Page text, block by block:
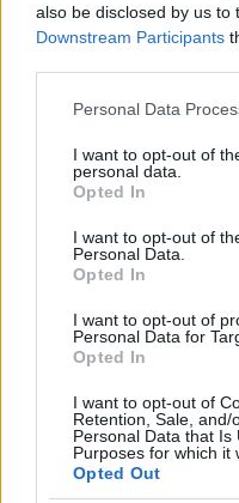
also be disclosed by us to
Downstream Participants
Please note that this
not limited to your visit or
grant or deny consent to
use your data for below
consent section.
Personal Data
I want to opt-out of
personal data.
Opted In
I want to opt-out of
Personal Data.
Opted In
I want to opt-out of
Personal Data for
Opted In
I want to opt-out of
Retention, Sale, and/
Personal Data that Is
Purposes for which it
Opted Out
i tuoi
Su
345
Ricevi